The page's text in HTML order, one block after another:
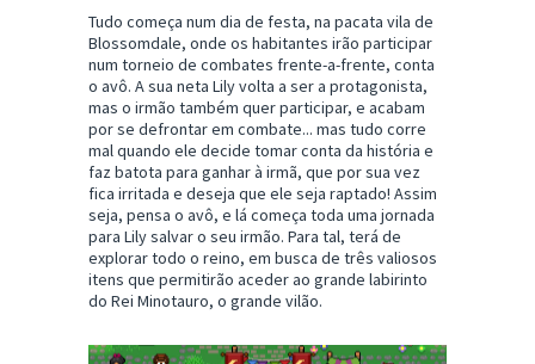
Tudo começa num dia de festa, na pacata vila de
Blossomdale, onde os habitantes irão participar
num torneio de combates frente-a-frente, conta
o avô. A sua neta Lily volta a ser a protagonista,
mas o irmão também quer participar, e acabam
por se defrontar em combate... mas tudo corre
mal quando ele decide tomar conta da história e
faz batota para ganhar à irmã, que por sua vez
fica irritada e deseja que ele seja raptado! Assim
seja, pensa o avô, e lá começa toda uma jornada
para Lily salvar o seu irmão. Para tal, terá de
explorar todo o reino, em busca de três valiosos
itens que permitirão aceder ao grande labirinto
do Rei Minotauro, o grande vilão.